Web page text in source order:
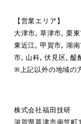
【営業エリア】
大津市, 草津市, 栗
東近江, 甲賀市, 湖
市, 山科, 伏見区, 醍
※上記以外の地域の
株式会社福田技研
滋賀県草津市南笠町